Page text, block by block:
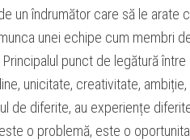
un îndrumător care să le arate
unei echipe cum membri
Principalul punct de legătură
unicitate, creativitate,
de diferite, au experiențe
o problemă, este o